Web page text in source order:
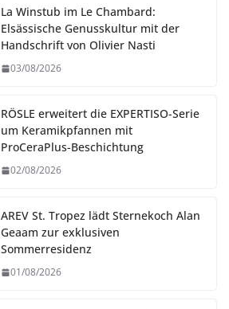
La Winstub im Le Chambard:
Elsässische Genusskultur mit der
Handschrift von Olivier Nasti
03/08/2026
RÖSLE erweitert die EXPERTISO-Serie
um Keramikpfannen mit
ProCeraPlus-Beschichtung
02/08/2026
AREV St. Tropez lädt Sternekoch Alan
Geaam zur exklusiven
Sommerresidenz
01/08/2026